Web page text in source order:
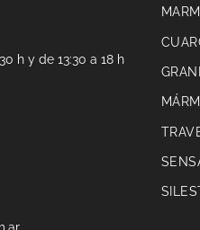
h y de 13:30 a 18 h